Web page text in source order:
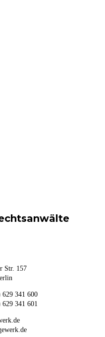
Str. 157
341 600
341 601